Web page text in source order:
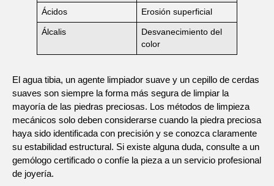
Ácidos Erosión superficial
Álcalis
Desvanecimiento del
color
El agua tibia, un agente limpiador suave y un cepillo de cerdas
suaves son siempre la forma más segura de limpiar la
mayoría de las piedras preciosas. Los métodos de limpieza
mecánicos solo deben considerarse cuando la piedra preciosa
haya sido identificada con precisión y se conozca claramente
su estabilidad estructural. Si existe alguna duda, consulte a un
gemólogo certificado o confíe la pieza a un servicio profesional
de joyería.